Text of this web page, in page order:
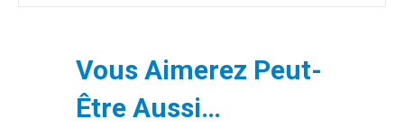
Vous Aimerez Peut-
Être Aussi…